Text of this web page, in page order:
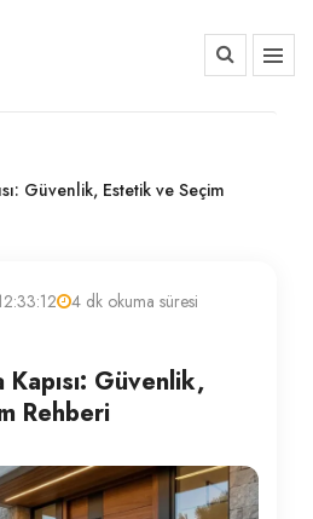
Güvenlik, Estetik ve Seçim
4 dk okuma süresi
Güvenlik,
Rehberi